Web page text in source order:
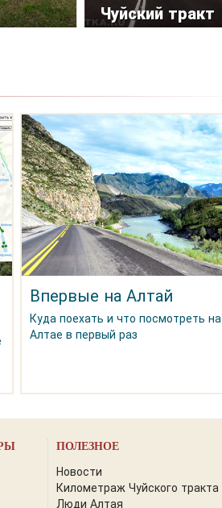
Чуйский тракт
Впервые на Алтай
Куда поехать и что посмотреть на
Алтае в первый раз
ПОЛЕЗНОЕ
Новости
Километраж Чуйского тракта
Люди Алтая